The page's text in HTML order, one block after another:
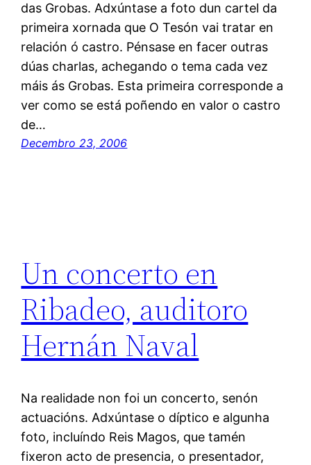
das Grobas. Adxúntase a foto dun cartel da
primeira xornada que O Tesón vai tratar en
relación ó castro. Pénsase en facer outras
dúas charlas, achegando o tema cada vez
máis ás Grobas. Esta primeira corresponde a
ver como se está poñendo en valor o castro
de…
Decembro 23, 2006
Un concerto en
Ribadeo, auditoro
Hernán Naval
Na realidade non foi un concerto, senón
actuacións. Adxúntase o díptico e algunha
foto, incluíndo Reis Magos, que tamén
fixeron acto de presencia, o presentador,